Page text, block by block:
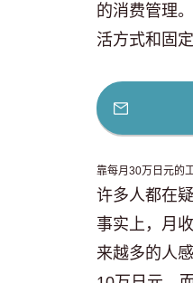
的消费管理
活方式和固定
靠每月30万日元的
许多人都在
事实上，月
来越多的人